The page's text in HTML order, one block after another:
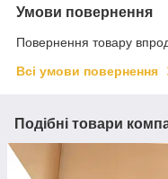
Умови повернення
Повернення товару
Всі умови повернення
Подібні товари